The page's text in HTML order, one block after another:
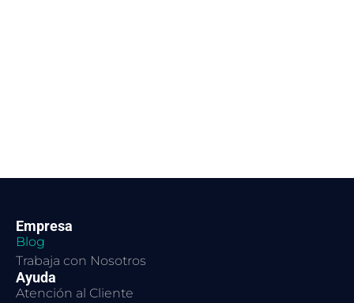
Empresa
Blog
Trabaja con Nosotros
Ayuda
Atención al Cliente